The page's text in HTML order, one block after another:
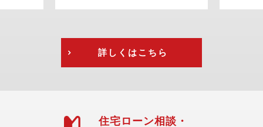
詳しくはこちら
住宅ローン相談・